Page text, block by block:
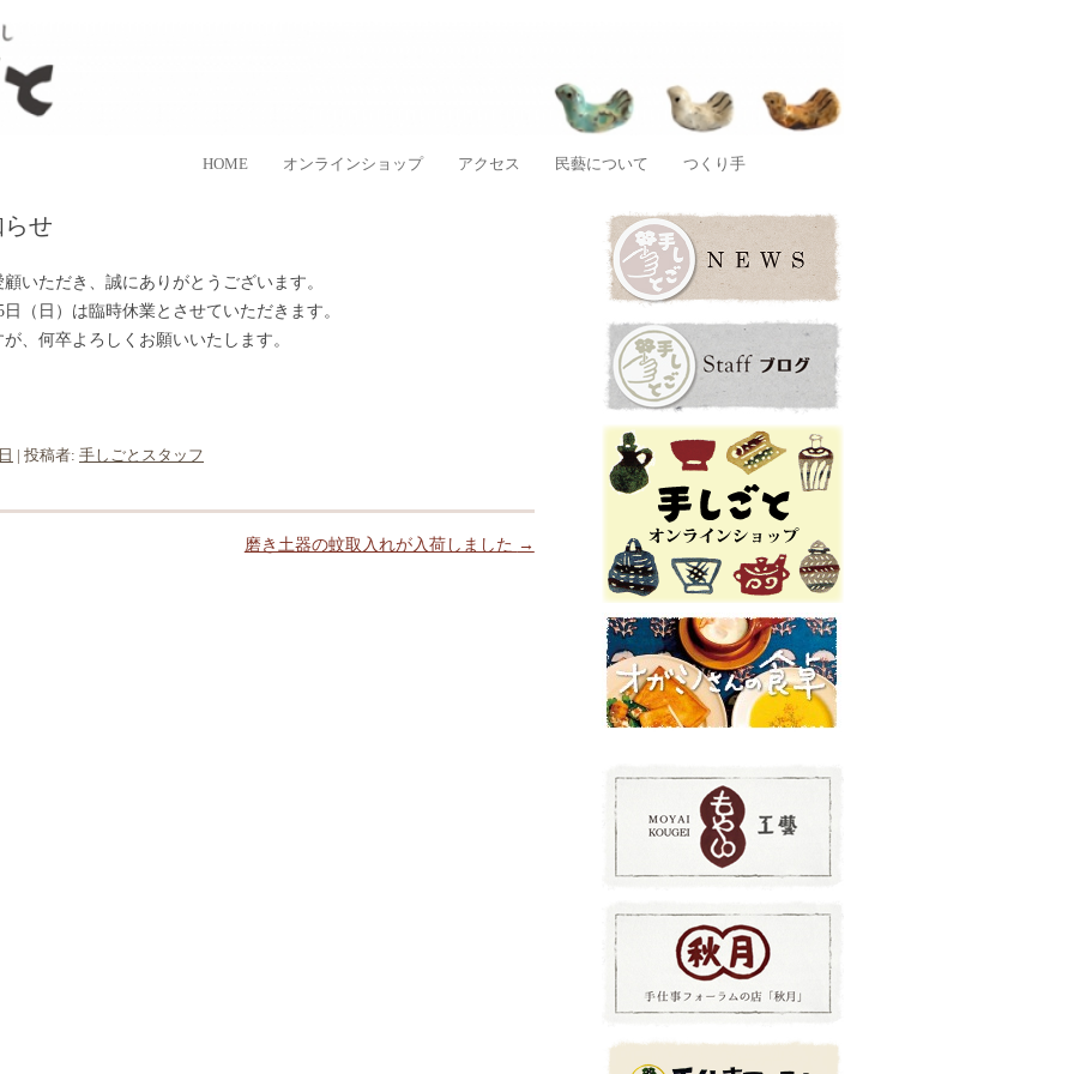
と
スなど、日本各地の手仕事品を取り扱う、”民藝のある暮し”を提案するお店です。
HOME
オンラインショップ アクセス 民藝について つくり手
せ
いただき、誠にありがとうございます。
（日）は臨時休業とさせていただきます。
、何卒よろしくお願いいたします。
| 投稿者: 手しごとスタッフ
磨き土器の蚊取入れが入荷しました →